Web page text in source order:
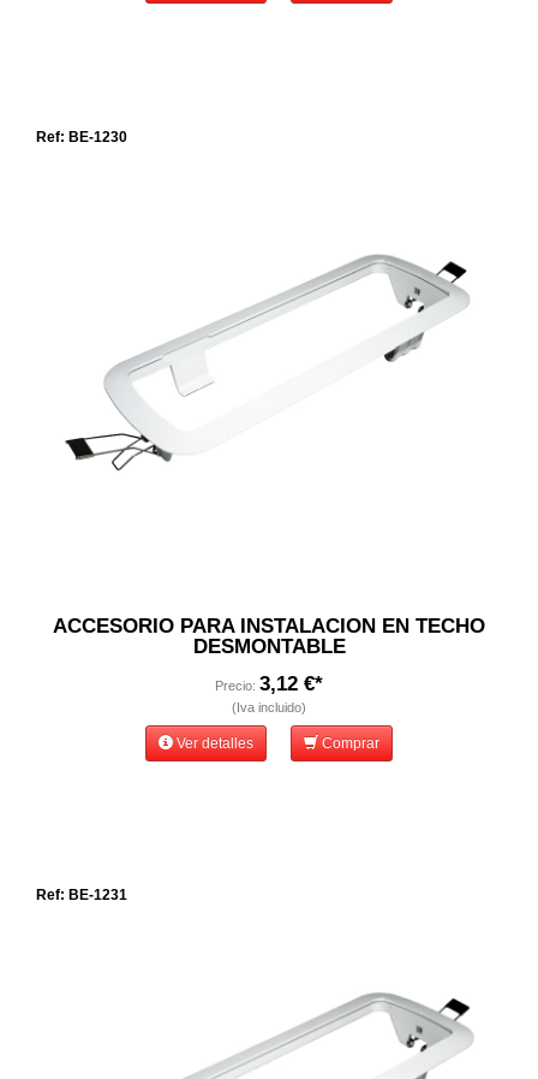
Ref: BE-1230
ACCESORIO PARA INSTALACION EN TECHO
DESMONTABLE
Precio: 3,12 €*
(Iva incluido)
Ver detalles Comprar
Ref: BE-1231